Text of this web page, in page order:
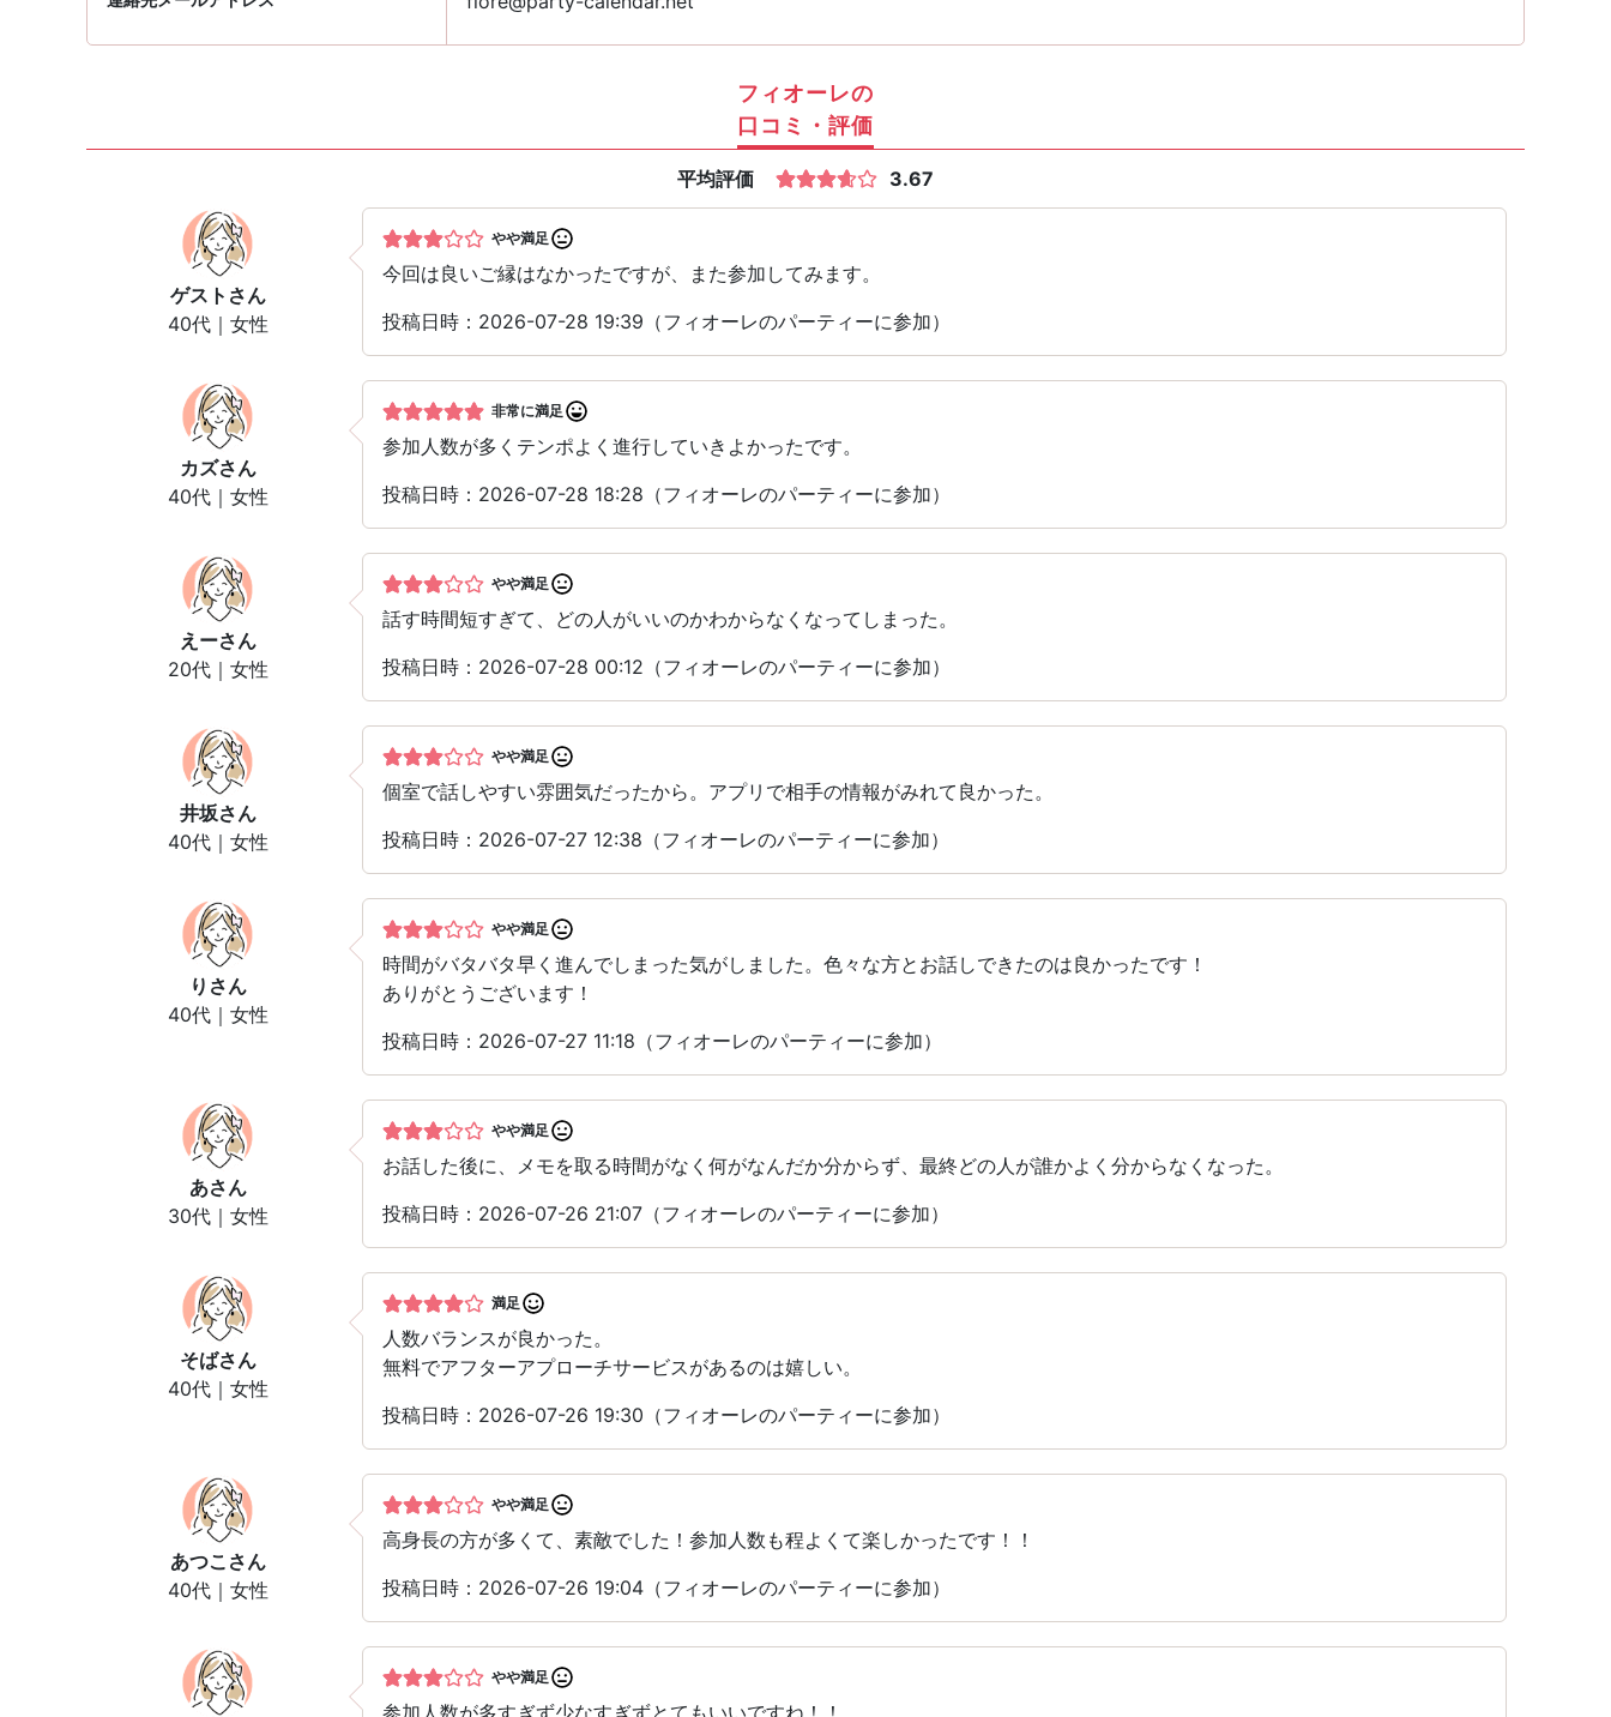
フィオーレの
口コミ・評価
平均評価 3.67
ゲスト さん
40代｜女性
やや満足
今回は良いご縁はなかったですが、また参加してみます。
投稿日時：2026-07-28 19:39（フィオーレのパーティーに参加）
カズさん
40代｜女性
非常に満足
参加人数が多くテンポよく進行していきよかったです。
投稿日時：2026-07-28 18:28（フィオーレのパーティーに参加）
えーさん
20代｜女性
やや満足
話す時間短すぎて、どの人がいいのかわからなくなってしまった。
投稿日時：2026-07-28 00:12（フィオーレのパーティーに参加）
井坂さん
40代｜女性
やや満足
個室で話しやすい雰囲気だったから。アプリで相手の情報がみれて良かった。
投稿日時：2026-07-27 12:38（フィオーレのパーティーに参加）
り さん
40代｜女性
やや満足
時間がバタバタ早く進んでしまった気がしました。色々な方とお話しできたのは良かったです！
ありがとうございます！
投稿日時：2026-07-27 11:18（フィオーレのパーティーに参加）
あさん
30代｜女性
やや満足
お話した後に、メモを取る時間がなく何がなんだか分からず、最終どの人が誰かよく分からなくなった。
投稿日時：2026-07-26 21:07（フィオーレのパーティーに参加）
そばさん
40代｜女性
満足
人数バランスが良かった。
無料でアフターアプローチサービスがあるのは嬉しい。
投稿日時：2026-07-26 19:30（フィオーレのパーティーに参加）
あつこ さん
40代｜女性
やや満足
高身長の方が多くて、素敵でした！参加人数も程よくて楽しかったです！！
投稿日時：2026-07-26 19:04（フィオーレのパーティーに参加）
やや満足
参加人数が多すぎず少なすぎずとてもいいですね！！